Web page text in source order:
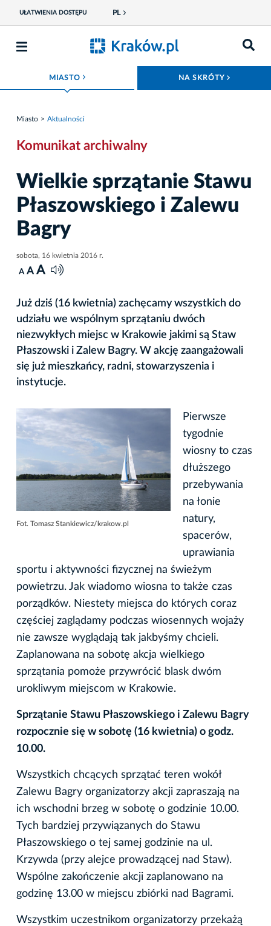
UŁATWIENIA DOSTĘPU PL
MIASTO ROZWIŃ MENU NA SKRÓTY
Miasto Aktualności
Komunikat archiwalny
Wielkie sprzątanie Stawu
Płaszowskiego i Zalewu
Bagry
sobota, 16 kwietnia 2016 r.
A A A
Już dziś (16 kwietnia) zachęcamy wszystkich do
udziału we wspólnym sprzątaniu dwóch
niezwykłych miejsc w Krakowie jakimi są Staw
Płaszowski i Zalew Bagry. W akcję zaangażowali
się już mieszkańcy, radni, stowarzyszenia i
instytucje.
Fot. Tomasz Stankiewicz/krakow.pl
Pierwsze
tygodnie
wiosny to czas
dłuższego
przebywania
na łonie
natury,
spacerów,
uprawiania
sportu i aktywności fizycznej na świeżym
powietrzu. Jak wiadomo wiosna to także czas
porządków. Niestety miejsca do których coraz
częściej zaglądamy podczas wiosennych wojaży
nie zawsze wyglądają tak jakbyśmy chcieli.
Zaplanowana na sobotę akcja wielkiego
sprzątania pomoże przywrócić blask dwóm
urokliwym miejscom w Krakowie.
Sprzątanie Stawu Płaszowskiego i Zalewu Bagry
rozpocznie się w sobotę (16 kwietnia) o godz.
10.00.
Wszystkich chcących sprzątać teren wokół
Zalewu Bagry organizatorzy akcji zapraszają na
ich wschodni brzeg w sobotę o godzinie 10.00.
Tych bardziej przywiązanych do Stawu
Płaszowskiego o tej samej godzinie na ul.
Krzywda (przy alejce prowadzącej nad Staw).
Wspólne zakończenie akcji zaplanowano na
godzinę 13.00 w miejscu zbiórki nad Bagrami.
Wszystkim uczestnikom organizatorzy przekażą